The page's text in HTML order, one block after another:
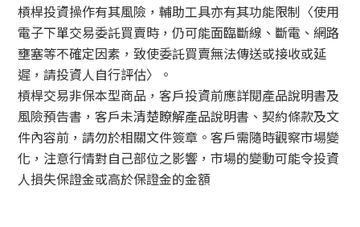
槓桿投資操作有其風險，輔助工具亦有其功能限制〈使用
電子下單交易委託買賣時，仍可能面臨斷線、斷電、網路
壅塞等不確定因素，致使委託買賣無法傳送或接收或延
遲，請投資人自行評估〉。
槓桿交易非保本型商品，客戶投資前應詳閱產品說明書及
風險預告書，客戶未清楚瞭解產品說明書、契約條款及文
件內容前，請勿於相關文件簽章。客戶需隨時觀察市場變
化，注意行情對自己部位之影響，市場的變動可能令投資
人損失保證金或高於保證金的金額